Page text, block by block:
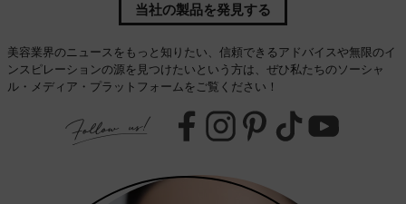
当社の製品を発見する
美容業界のニュースをもっと知りたい、信頼できるアドバイスや無限のイ
ンスピレーションの源を見つけたいという方は、ぜひ私たちのソーシャ
ル・メディア・プラットフォームをご覧ください！